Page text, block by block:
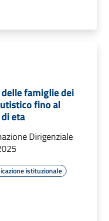
famiglie dei
fino al
eta
Dirigenziale
istituzionale